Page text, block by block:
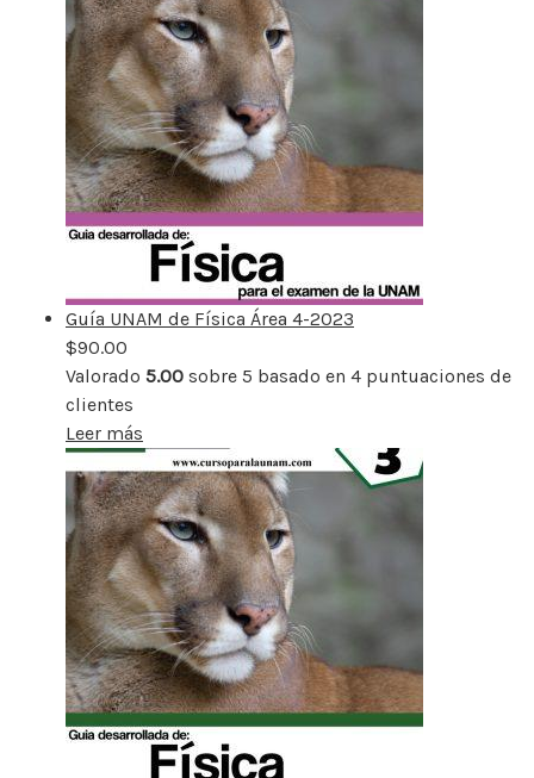
Guía UNAM de Física Área 4-2023
$90.00
Valorado 5.00 sobre 5 basado en 4 puntuaciones de
clientes
Leer más